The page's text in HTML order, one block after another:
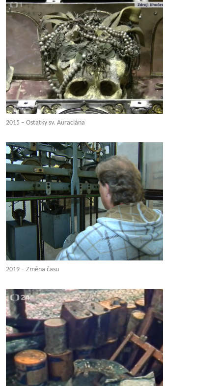
2015 – Ostatky sv. Auraciána
2019 – Změna času